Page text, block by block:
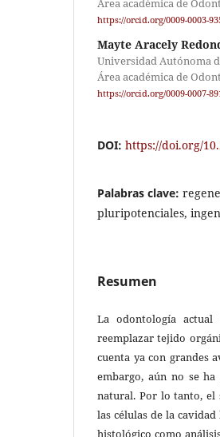
Área académica de
https://orcid.org/0009-0003-
Mayte Aracely
Universidad Autónoma
Área académica de
https://orcid.org/0009-0007-
DOI: https://doi.org/
Palabras clave:
pluripotenciales,
Resumen
La odontología
reemplazar tejido
cuenta ya con grandes
embargo, aún no se
natural. Por lo tanto, el
las células de la
histológico como